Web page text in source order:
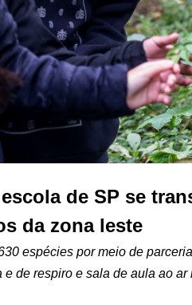
de SP se
da zona leste
espécies por meio de
de respiro e sala de aula ao ar